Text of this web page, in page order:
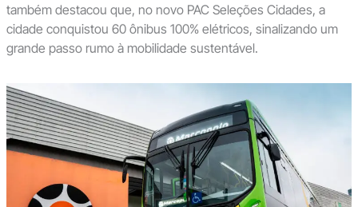
também destacou que, no novo PAC Seleções Cidades, a
cidade conquistou 60 ônibus 100% elétricos, sinalizando um
grande passo rumo à mobilidade sustentável.